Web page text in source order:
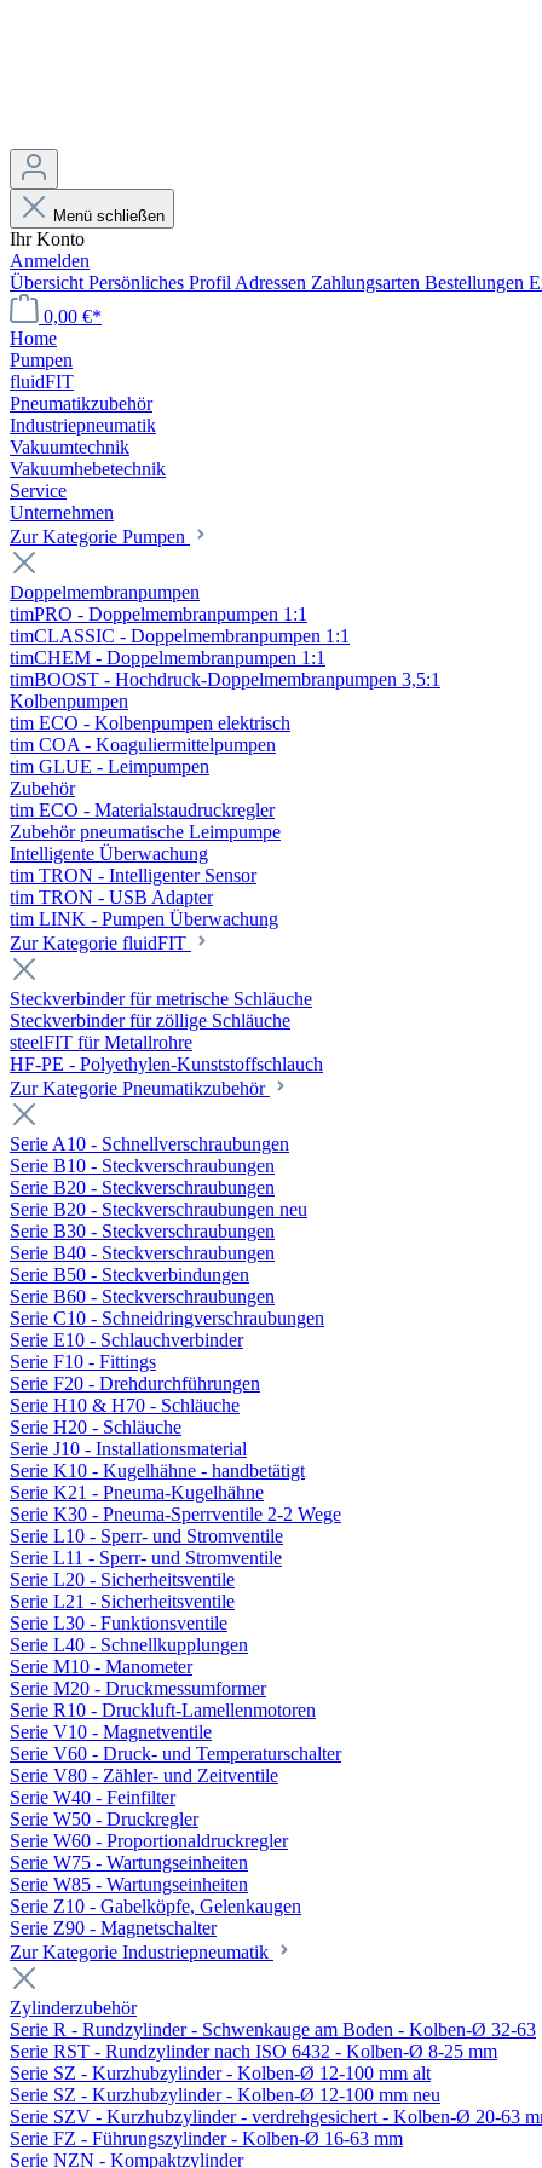
Menü schließen
Ihr Konto
Anmelden
Übersicht Persönliches Profil Adressen Zahlungsarten Bestellungen
0,00 €*
Home
Pumpen
fluidFIT
Pneumatikzubehör
Industriepneumatik
Vakuumtechnik
Vakuumhebetechnik
Service
Unternehmen
Zur Kategorie Pumpen
Doppelmembranpumpen
timPRO - Doppelmembranpumpen 1:1
timCLASSIC - Doppelmembranpumpen 1:1
timCHEM - Doppelmembranpumpen 1:1
timBOOST - Hochdruck-Doppelmembranpumpen 3,5:1
Kolbenpumpen
tim ECO - Kolbenpumpen elektrisch
tim COA - Koaguliermittelpumpen
tim GLUE - Leimpumpen
Zubehör
tim ECO - Materialstaudruckregler
Zubehör pneumatische Leimpumpe
Intelligente Überwachung
tim TRON - Intelligenter Sensor
tim TRON - USB Adapter
tim LINK - Pumpen Überwachung
Zur Kategorie fluidFIT
Steckverbinder für metrische Schläuche
Steckverbinder für zöllige Schläuche
steelFIT für Metallrohre
HF-PE - Polyethylen-Kunststoffschlauch
Zur Kategorie Pneumatikzubehör
Serie A10 - Schnellverschraubungen
Serie B10 - Steckverschraubungen
Serie B20 - Steckverschraubungen
Serie B20 - Steckverschraubungen neu
Serie B30 - Steckverschraubungen
Serie B40 - Steckverschraubungen
Serie B50 - Steckverbindungen
Serie B60 - Steckverschraubungen
Serie C10 - Schneidringverschraubungen
Serie E10 - Schlauchverbinder
Serie F10 - Fittings
Serie F20 - Drehdurchführungen
Serie H10 & H70 - Schläuche
Serie H20 - Schläuche
Serie J10 - Installationsmaterial
Serie K10 - Kugelhähne - handbetätigt
Serie K21 - Pneuma-Kugelhähne
Serie K30 - Pneuma-Sperrventile 2-2 Wege
Serie L10 - Sperr- und Stromventile
Serie L11 - Sperr- und Stromventile
Serie L20 - Sicherheitsventile
Serie L21 - Sicherheitsventile
Serie L30 - Funktionsventile
Serie L40 - Schnellkupplungen
Serie M10 - Manometer
Serie M20 - Druckmessumformer
Serie R10 - Druckluft-Lamellenmotoren
Serie V10 - Magnetventile
Serie V60 - Druck- und Temperaturschalter
Serie V80 - Zähler- und Zeitventile
Serie W40 - Feinfilter
Serie W50 - Druckregler
Serie W60 - Proportionaldruckregler
Serie W75 - Wartungseinheiten
Serie W85 - Wartungseinheiten
Serie Z10 - Gabelköpfe, Gelenkaugen
Serie Z90 - Magnetschalter
Zur Kategorie Industriepneumatik
Zylinderzubehör
Serie R - Rundzylinder - Schwenkauge am Boden - Kolben-Ø 32-63
Serie RST - Rundzylinder nach ISO 6432 - Kolben-Ø 8-25 mm
Serie SZ - Kurzhubzylinder - Kolben-Ø 12-100 mm alt
Serie SZ - Kurzhubzylinder - Kolben-Ø 12-100 mm neu
Serie SZV - Kurzhubzylinder - verdrehgesichert - Kolben-Ø 20-63
Serie FZ - Führungszylinder - Kolben-Ø 16-63 mm
Serie NZN - Kompaktzylinder